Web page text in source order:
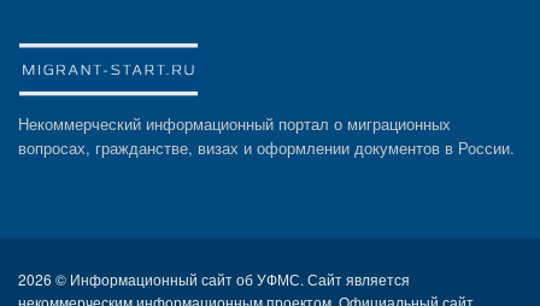
Некоммерческий информационный портал о миграционных
вопросах, гражданстве, визах и оформлении документов в России.
2026 © Информационный сайт об УФМС. Сайт является